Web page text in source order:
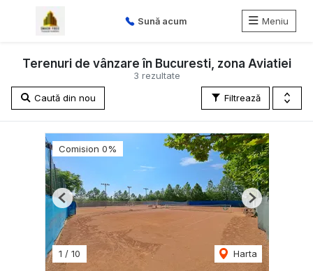
Sună acum Meniu
3 rezultate
Terenuri de vânzare în Bucuresti, zona Aviatiei
Filtrează
Caută din nou
Comision 0%
1 / 10 Harta
Previous Next